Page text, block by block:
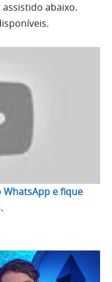
abaixo.
e fique